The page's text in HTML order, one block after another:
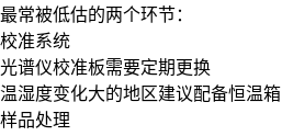
最常被低估的两个环节：
校准系统
光谱仪校准板需要定期更换
温湿度变化大的地区建议配备恒温箱
样品处理